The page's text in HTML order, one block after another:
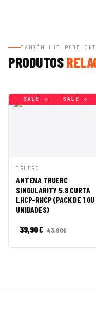
TAMBÉM LHE PODE
PRODUTOS
SALE ◇ SALE ◇
VISTA
RÁPIDA
AO
TRUERC
ANTENA TRUERC
SINGULARITY 5.8 CURTA
LHCP-RHCP (PACK DE 1
UNIDADES)
39,90€ 43,90€